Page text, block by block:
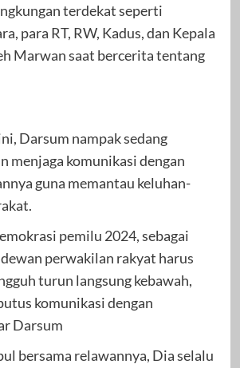
terdekat seperti
para RT, RW, Kadus, dan Kepala
Marwan saat bercerita tentang
Darsum nampak sedang
menjaga komunikasi dengan
guna memantau keluhan-
pemilu 2024, sebagai
perwakilan rakyat harus
turun langsung kebawah,
komunikasi dengan
Darsum
bersama relawannya, Dia selalu